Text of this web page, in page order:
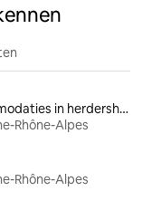
Accommodaties in herdershutten
Rhône-Alpes
Rhône-Alpes